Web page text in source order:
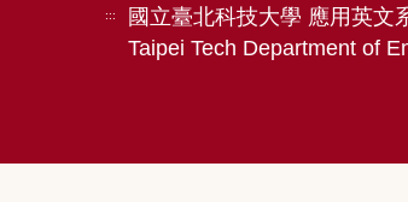
:::
國立臺北科技大學 應用英文
Taipei Tech Department of